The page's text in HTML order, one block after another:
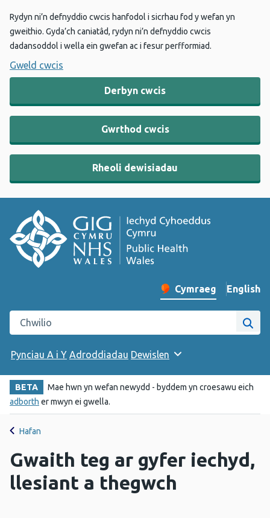
Rydyn ni’n defnyddio cwcis hanfodol i sicrhau fod y wefan yn
gweithio. Gyda’ch caniatâd, rydyn ni’n defnyddio cwcis
dadansoddol i wella ein gwefan ac i fesur perfformiad.
Gweld cwcis
Derbyn cwcis
Gwrthod cwcis
Rheoli dewisiadau
Newid iaith y wefan
Cymraeg English
–
Chwilio gwefan Iechyd Cyhoeddus Cymru
Pynciau A i Y Adroddiadau Dewislen
BETA
Mae hwn yn wefan newydd - byddem yn croesawu eich
adborth er mwyn ei gwella.
Hafan
Gwaith teg ar gyfer iechyd,
llesiant a thegwch